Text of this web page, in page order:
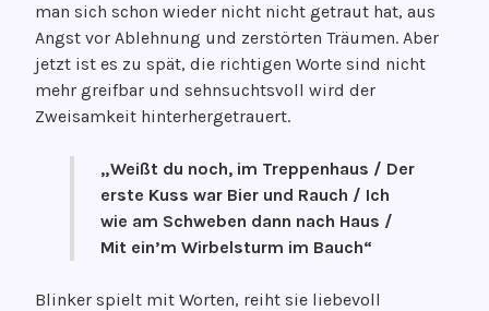
man sich schon wieder nicht nicht getraut hat, aus
Angst vor Ablehnung und zerstörten Träumen. Aber
jetzt ist es zu spät, die richtigen Worte sind nicht
mehr greifbar und sehnsuchtsvoll wird der
Zweisamkeit hinterhergetrauert.
„Weißt du noch, im Treppenhaus / Der
erste Kuss war Bier und Rauch / Ich
wie am Schweben dann nach Haus /
Mit ein’m Wirbelsturm im Bauch“
Blinker spielt mit Worten, reiht sie liebevoll